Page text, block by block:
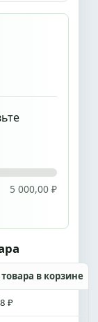
5 000,00 ₽
в корзине
₽